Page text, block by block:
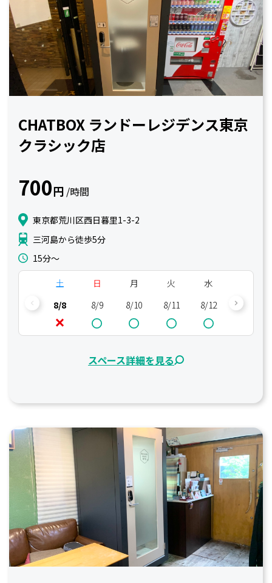
CHATBOX ランドーレジデンス東京
クラシック店
700円 /時間
東京都荒川区西日暮里1-3-2
三河島から徒歩5分
15分〜
土
8/8
日
8/9
月
8/10
火
8/11
水
8/12
8/13
スペース詳細を見る